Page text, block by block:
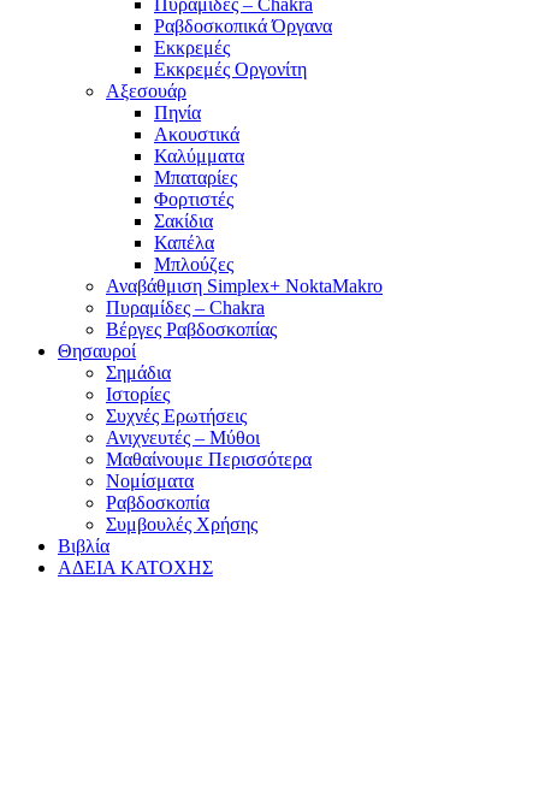
Πυραμίδες – Chakra
Ραβδοσκοπικά Όργανα
Εκκρεμές
Εκκρεμές Οργονίτη
Αξεσουάρ
Πηνία
Ακουστικά
Καλύμματα
Μπαταρίες
Φορτιστές
Σακίδια
Καπέλα
Μπλούζες
Αναβάθμιση Simplex+ NoktaMakro
Πυραμίδες – Chakra
Βέργες Ραβδοσκοπίας
Θησαυροί
Σημάδια
Ιστορίες
Συχνές Ερωτήσεις
Ανιχνευτές – Μύθοι
Μαθαίνουμε Περισσότερα
Νομίσματα
Ραβδοσκοπία
Συμβουλές Χρήσης
Βιβλία
ΑΔΕΙΑ ΚΑΤΟΧΗΣ